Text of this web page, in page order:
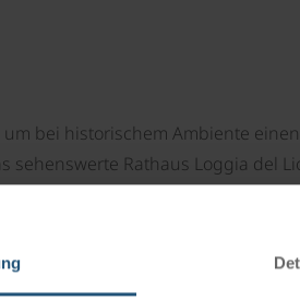
bei historischem Ambiente
Rathaus Loggia del
die von Bäumen